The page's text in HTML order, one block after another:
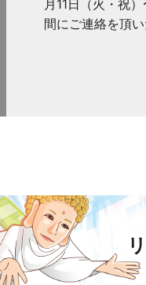
月11日（火・祝
間にご連絡を頂